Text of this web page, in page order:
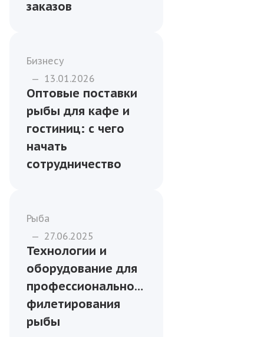
Контроль качества
бизнесу
Бизнесу
14.01.2026
Почему оптовая
закупка рыбы
заказов
Бизнесу
—
13.01.2026
Оптовые поставки
рыбы для кафе и